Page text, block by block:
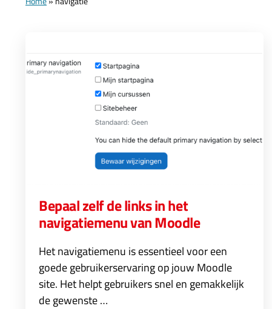
Bepaal zelf de links in het
navigatiemenu van Moodle
Het navigatiemenu is essentieel voor een
goede gebruikerservaring op jouw Moodle
site. Het helpt gebruikers snel en gemakkelijk
de gewenste …